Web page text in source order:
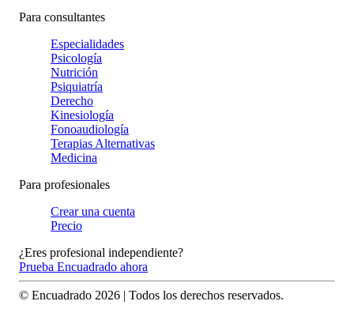
Para consultantes
Especialidades
Psicología
Nutrición
Psiquiatría
Derecho
Kinesiología
Fonoaudiología
Terapias Alternativas
Medicina
Para profesionales
Crear una cuenta
Precio
¿Eres profesional independiente?
Prueba Encuadrado ahora
© Encuadrado 2026 | Todos los derechos reservados.